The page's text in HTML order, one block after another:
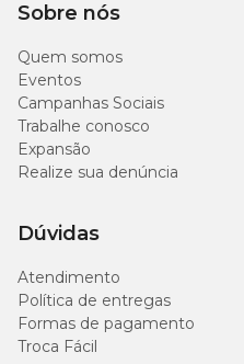
Sobre nós
Quem somos
Eventos
Campanhas Sociais
Trabalhe conosco
Expansão
Realize sua denúncia
Dúvidas
Atendimento
Política de entregas
Formas de pagamento
Troca Fácil